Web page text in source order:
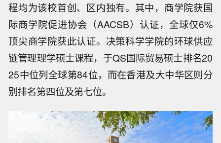
程均为该校首创、区内独有。其中，商学院获国
际商学院促进协会（AACSB）认证，全球仅6%
顶尖商学院获此认证。决策科学学院的环球供应
链管理理学硕士课程，于QS国际贸易硕士排名20
25中位列全球第84位，而在香港及大中华区则分
别排名第四位及第七位。